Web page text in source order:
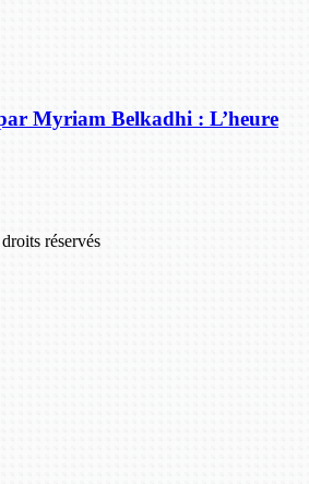
Myriam Belkadhi : L’heure
réservés